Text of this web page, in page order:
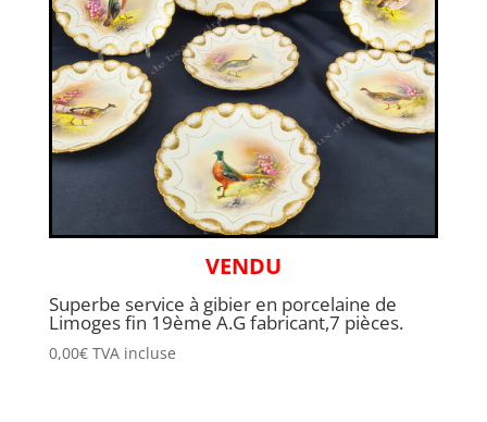
VENDU
Superbe service à gibier en porcelaine de
Limoges fin 19ème A.G fabricant,7 pièces.
0,00€ TVA incluse